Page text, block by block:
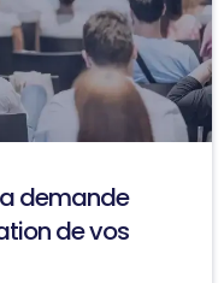
demande
de vos